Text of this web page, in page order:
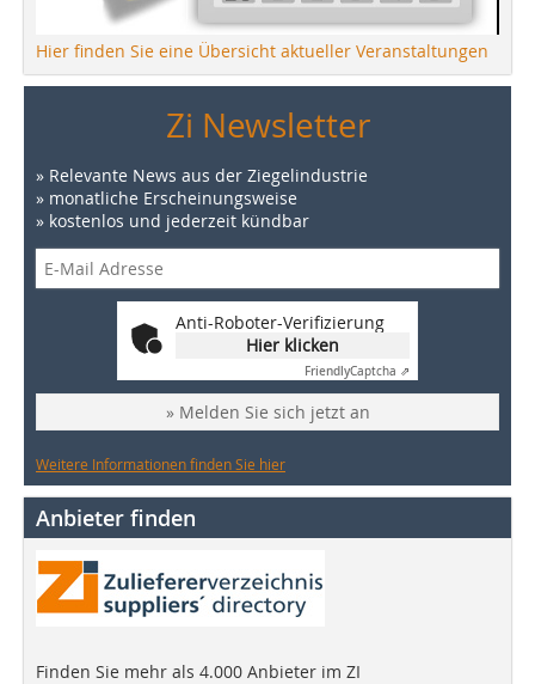
Hier finden Sie eine Übersicht aktueller Veranstaltungen
Zi Newsletter
» Relevante News aus der Ziegelindustrie
» monatliche Erscheinungsweise
» kostenlos und jederzeit kündbar
Anti-Roboter-Verifizierung
Hier klicken
FriendlyCaptcha ⇗
» Melden Sie sich jetzt an
Weitere Informationen finden Sie hier
Anbieter finden
Finden Sie mehr als 4.000 Anbieter im ZI